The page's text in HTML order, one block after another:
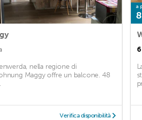
nella regione di
Maggy offre un balcone. 48
Verifica disponibilità
a
6